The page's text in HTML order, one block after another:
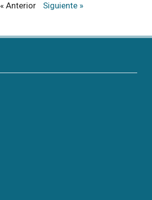
« Anterior Siguiente »